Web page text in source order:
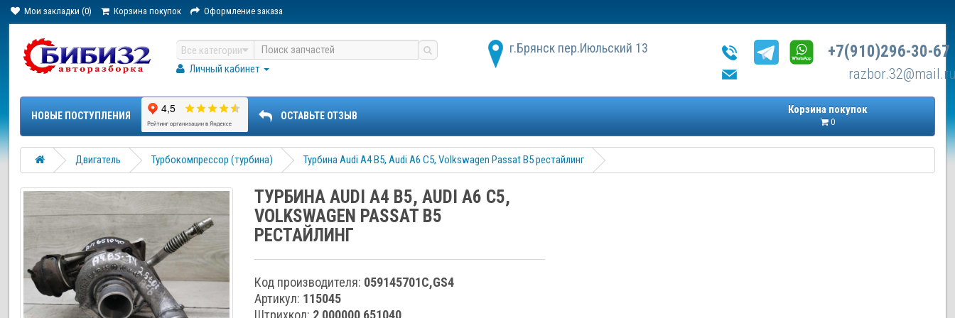
Мои закладки (0) Корзина покупок Оформление заказа
Все категории
Личный кабинет
г.Брянск пер.Июльский 13 +7(910)296-30-67
Корзина покупок
0
НОВЫЕ ПОСТУПЛЕНИЯ ОСТАВЬТЕ ОТЗЫВ
Двигатель Турбокомпрессор (турбина) Турбина Audi A4 B5, Audi A6 C5, Volkswagen Passat B5 рестайлинг
ТУРБИНА AUDI A4 B5, AUDI A6 C5,
VOLKSWAGEN PASSAT B5
РЕСТАЙЛИНГ
Код производителя: 059145701C,GS4
Артикул: 115045
Штрихкод: 2 000000 651040